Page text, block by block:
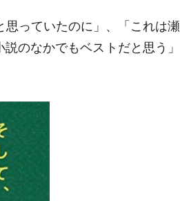
っていたのに」、「これは瀬
のなかでもベストだと思う」